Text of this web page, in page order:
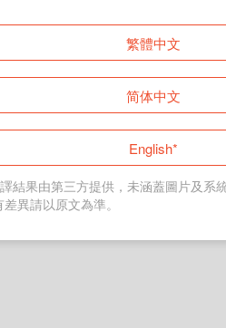
登入
返回首頁
繁體中文
简体中文
English*
結果由第三方提供，未涵蓋圖片及系
異請以原文為準。